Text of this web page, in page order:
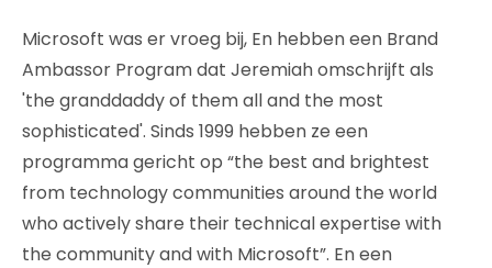
Microsoft was er vroeg bij, En hebben een Brand
Ambassor Program dat Jeremiah omschrijft als
'the granddaddy of them all and the most
sophisticated'. Sinds 1999 hebben ze een
programma gericht op “the best and brightest
from technology communities around the world
who actively share their technical expertise with
the community and with Microsoft”. En een